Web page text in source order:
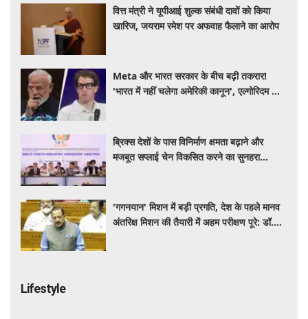
वित्त मंत्री ने यूपीआई शुल्क संबंधी दावों को किया
खारिज, जयराम रमेश पर अफवाह फैलाने का आरोप
Meta और भारत सरकार के बीच बढ़ी तकरार!
'भारत में नहीं चलेगा अमेरिकी कानून', एल्गोरिदम को
ब्रिक्स देशों के पास विनिर्माण क्षमता बढ़ाने और
मजबूत सप्लाई चेन विकसित करने का सुनहरा
'गगनयान' मिशन में बड़ी प्रगति, देश के पहले मानव
अंतरिक्ष मिशन की तैयारी में अहम परीक्षण पूरे: डॉ.
Lifestyle